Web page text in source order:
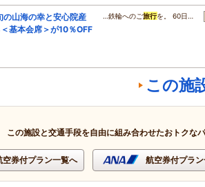
の山海の幸と安心院産
基本会席＞が10％OFF
…鉄輪へのご旅行を。 60日…
この施
この施設と交通手段を自由に組み合わせたおトクな
空券付プラン一覧へ 航空券付プラ